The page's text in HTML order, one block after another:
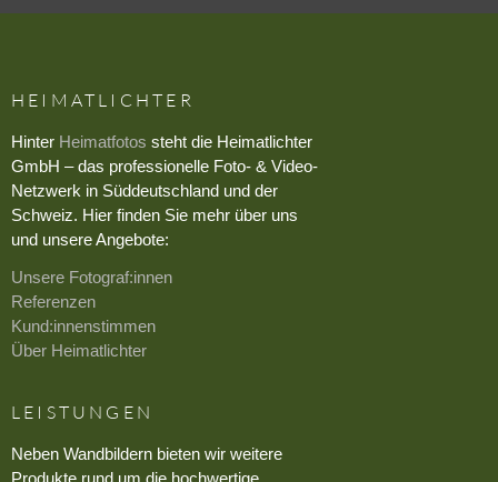
HEIMATLICHTER
Hinter Heimatfotos steht die Heimatlichter
GmbH – das professionelle Foto- & Video-
Netzwerk in Süddeutschland und der
Schweiz. Hier finden Sie mehr über uns
und unsere Angebote:
Unsere Fotograf:innen
Referenzen
Kund:innenstimmen
Über Heimatlichter
LEISTUNGEN
Neben Wandbildern bieten wir weitere